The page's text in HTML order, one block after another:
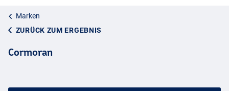
Marken
ZURÜCK ZUM ERGEBNIS
Cormoran